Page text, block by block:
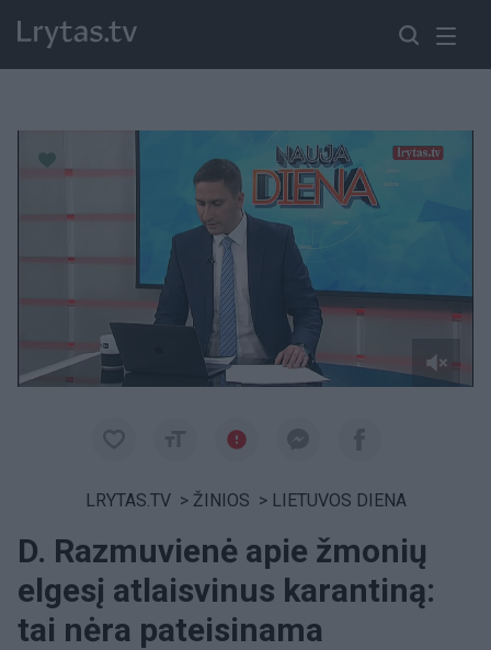
LRYTAS.TV > ŽINIOS > LIETUVOS DIENA
D. Razmuvienė apie žmonių
elgesį atlaisvinus karantiną:
tai nėra pateisinama